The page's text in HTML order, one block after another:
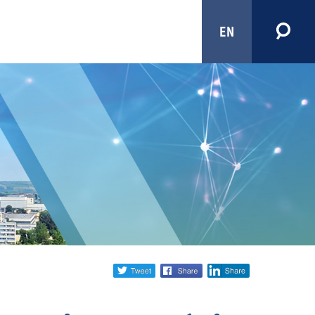
EN
Share
twitter facebook